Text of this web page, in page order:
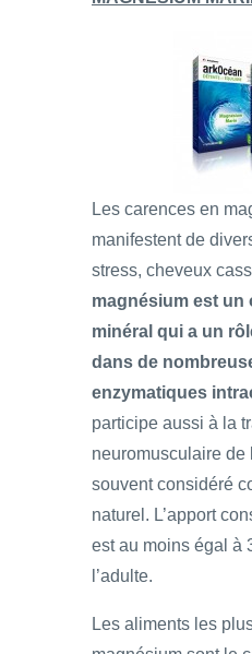
Les carences en
manifestent de
stress, cheveux
magnésium est un
minéral qui a un
dans de
enzymatiques
participe aussi à la
neuromusculaire de
souvent considéré
naturel. L’apport
est au moins égal à
l’adulte.
Les aliments les